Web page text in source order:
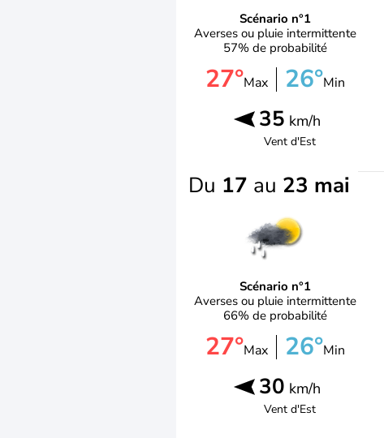
Scénario n°1
Averses ou pluie intermittente
57% de probabilité
27°Max 26°Min
35 km/h
Vent d'Est
Du 17 au 23 mai
Scénario n°1
Averses ou pluie intermittente
66% de probabilité
27°Max 26°Min
30 km/h
Vent d'Est